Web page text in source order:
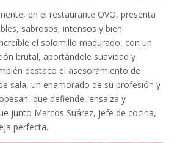
en el restaurante OVO, presenta
sabrosos, intensos y bien
el solomillo madurado, con un
brutal, aportándole suavidad y
destaco el asesoramiento de
sala, un enamorado de su profesión y
que defiende, ensalza y
junto Marcos Suárez, jefe de cocina,
perfecta.